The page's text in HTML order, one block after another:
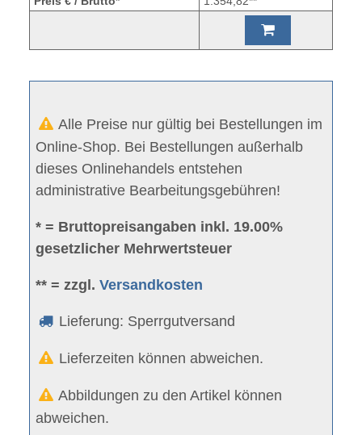
Alle Preise nur gültig bei Bestellungen im
Online-Shop. Bei Bestellungen außerhalb
dieses Onlinehandels entstehen
administrative Bearbeitungsgebühren!
* = Bruttopreisangaben inkl. 19.00%
gesetzlicher Mehrwertsteuer
** = zzgl.Versandkosten
Lieferung: Sperrgutversand
Lieferzeiten können abweichen.
Abbildungen zu den Artikel können
abweichen.